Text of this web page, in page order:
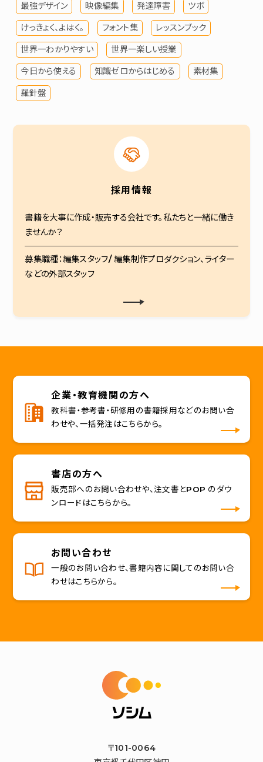
最強デザイン 映像編集 発達障害 ツボ
けっきょく、よはく。 フォント集 レッスンブック
世界一わかりやすい 世界一楽しい授業
今日から使える 知識ゼロからはじめる 素材集
羅針盤
採用情報
書籍を大事に作成・販売する会社です。私たちと一緒に働き
ませんか？
募集職種：編集スタッフ/ 編集制作プロダクション、ライター
などの外部スタッフ
企業・教育機関の方へ
教科書・参考書・研修用の書籍採用などのお問い合
わせや、一括発注はこちらから。
書店の方へ
販売部へのお問い合わせや、注文書とPOP のダウ
ンロードはこちらから。
お問い合わせ
一般のお問い合わせ、書籍内容に関してのお問い合
わせはこちらから。
〒101-0064